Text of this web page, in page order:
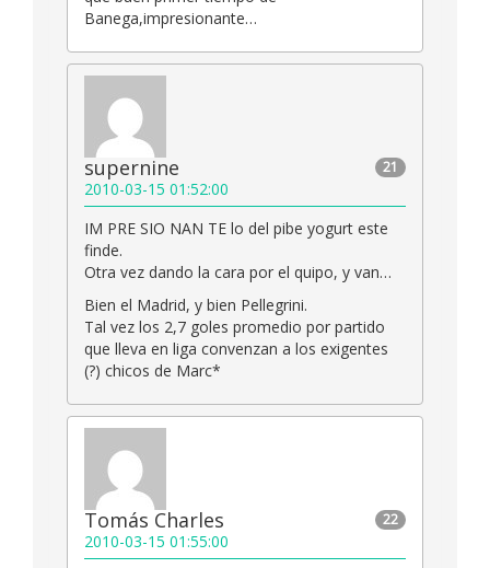
Banega,impresionante…
21
supernine
2010-03-15 01:52:00
IM PRE SIO NAN TE lo del pibe yogurt este
finde.
Otra vez dando la cara por el quipo, y van…
Bien el Madrid, y bien Pellegrini.
Tal vez los 2,7 goles promedio por partido
que lleva en liga convenzan a los exigentes
(?) chicos de Marc*
22
Tomás Charles
2010-03-15 01:55:00